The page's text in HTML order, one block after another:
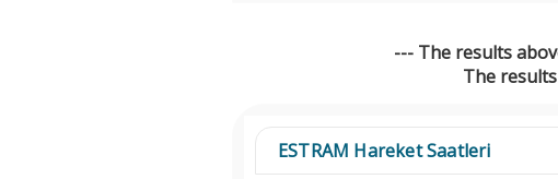
--- The results
The
ESTRAM Hareket Saatleri